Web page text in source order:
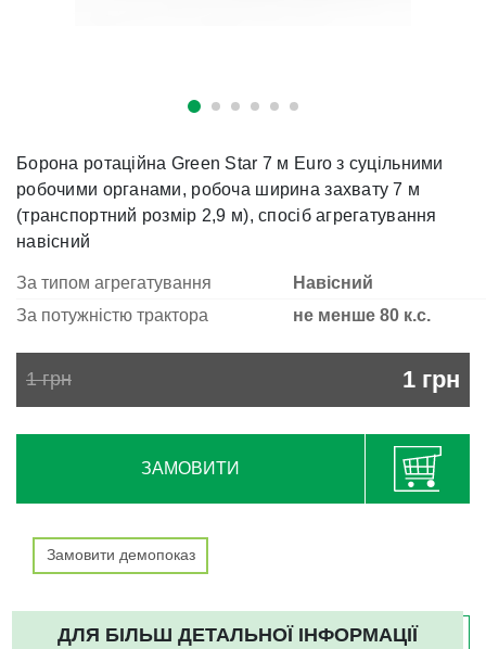
Борона ротаційна Green Star 7 м Euro з суцільними
робочими органами, робоча ширина захвату 7 м
(транспортний розмір 2,9 м), спосіб агрегатування
навісний
За типом агрегатування
Навісний
За потужністю трактора
не менше 80 к.с.
1грн 1 грн
ЗАМОВИТИ
Замовити демопоказ
ДЛЯ БІЛЬШ ДЕТАЛЬНОЇ ІНФОРМАЦІЇ